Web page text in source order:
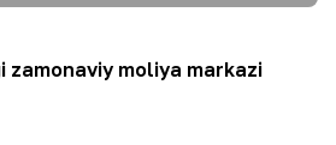
zamonaviy moliya markazi